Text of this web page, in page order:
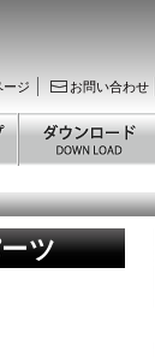
ージ お問い合わせ
ツ